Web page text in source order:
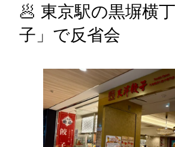
🥟 東京駅の黒塀横
子」で反省会